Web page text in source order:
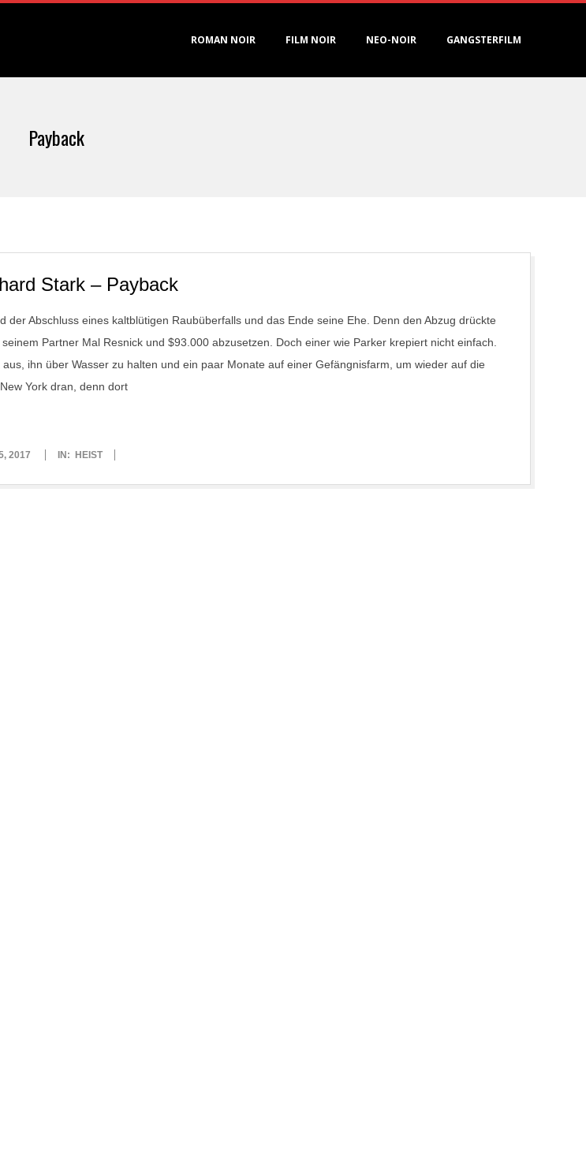
ROMAN NOIR FILM NOIR NEO-NOIR GANGSTERFILM
Payback
Stark – Payback
der Abschluss eines kaltblütigen Raubüberfalls und das Ende seine Ehe. Denn den Abzug drückte
Partner Mal Resnick und $93.000 abzusetzen. Doch einer wie Parker krepiert nicht einfach.
ihn über Wasser zu halten und ein paar Monate auf einer Gefängnisfarm, um wieder auf die
York dran, denn dort
2017 IN: HEIST